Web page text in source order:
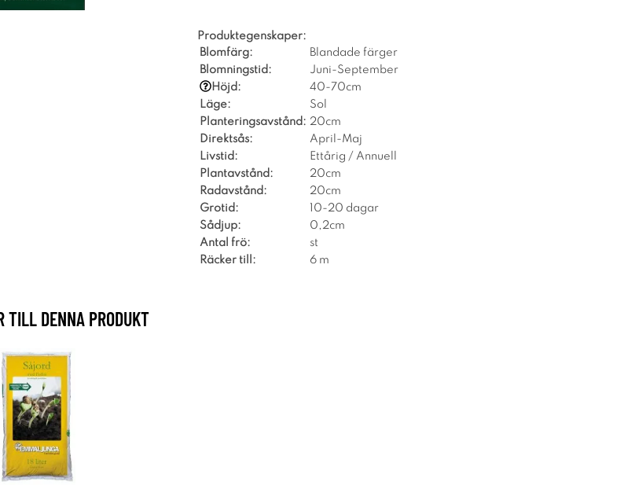
Produktegenskaper:
Blomfärg:
Blandade färger
Blomningstid:
Juni-September
Höjd:
40-70cm
Läge:
Sol
Planteringsavstånd: 20cm
Direktsås:
April-Maj
Livstid:
Ettårig / Annuell
Plantavstånd:
20cm
Radavstånd:
20cm
Grotid:
10-20 dagar
Sådjup:
0,2cm
Antal frö:
st
Räcker till:
6 m
TILL DENNA PRODUKT